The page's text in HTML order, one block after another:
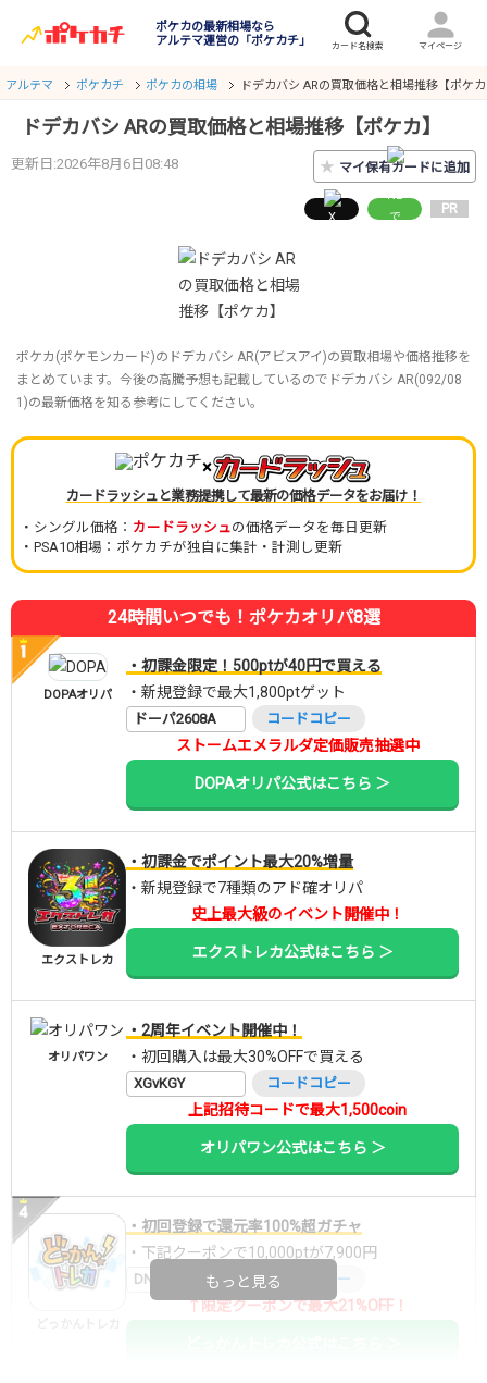
ポケカの最新相場なら
アルテマ運営の「ポケカチ」
アルテマ ポケカチ ポケカの相場 ドデカバシ ARの買取価格と相場推移【ポケ
ドデカバシ ARの買取価格と相場推移【ポケカ】
更新日:2026年8月6日08:48 ★ マイ保有カードに追加
PR
ポケカ(ポケモンカード)のドデカバシ AR(アビスアイ)の買取相場や価格推移を
まとめています。今後の高騰予想も記載しているのでドデカバシ AR(092/08
1)の最新価格を知る参考にしてください。
×
カードラッシュと業務提携して最新の価格データをお届け！
・シングル価格： カードラッシュの価格データを毎日更新
・PSA10相場：ポケカチが独自に集計・計測し更新
24時間いつでも！ポケカオリパ8選
DOPAオリパ
・初課金限定！500ptが40円で買える
・新規登録で最大1,800ptゲット
ドーパ2608A コードコピー
ストームエメラルダ定価販売抽選中
DOPAオリパ公式はこちら ＞
エクストレカ
・初課金でポイント最大20%増量
・新規登録で7種類のアド確オリパ
史上最大級のイベント開催中！
エクストレカ公式はこちら ＞
オリパワン
・2周年イベント開催中！
・初回購入は最大30%OFFで買える
XGvKGY コードコピー
上記招待コードで最大1,500coin
オリパワン公式はこちら ＞
・初回登録で還元率100%超ガチャ
・下記クーポンで10,000ptが7,900円
DNGBIF4X コードコピー
↑限定クーポンで最大21%OFF！
もっと見る